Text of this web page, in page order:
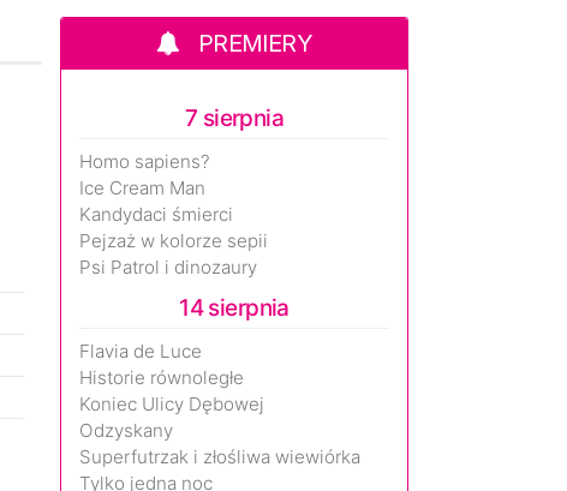
PREMIERY
7 sierpnia
Homo sapiens?
Ice Cream Man
Kandydaci śmierci
Pejzaż w kolorze sepii
Psi Patrol i dinozaury
14 sierpnia
Flavia de Luce
Historie równoległe
Koniec Ulicy Dębowej
Odzyskany
Superfutrzak i złośliwa wiewiórka
Tylko jedna noc